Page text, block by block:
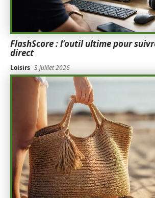
FlashScore : l’outil ultime pour
direct
Loisirs 3 juillet 2026